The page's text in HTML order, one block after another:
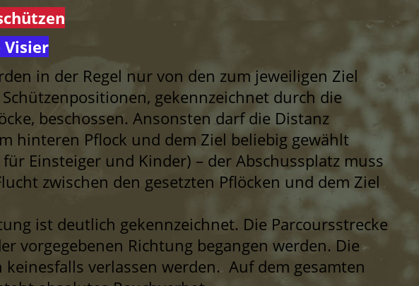
Visier
in der Regel nur von den zum jeweiligen Ziel
gekennzeichnet durch die
beschossen. Ansonsten darf die Distanz
hinteren Pflock und dem Ziel beliebig gewählt
Einsteiger und Kinder) – der Abschussplatz muss
zwischen den gesetzten Pflöcken und dem Ziel
ist deutlich gekennzeichnet. Die Parcoursstrecke
vorgegebenen Richtung begangen werden. Die
keinesfalls verlassen werden. Auf dem gesamten